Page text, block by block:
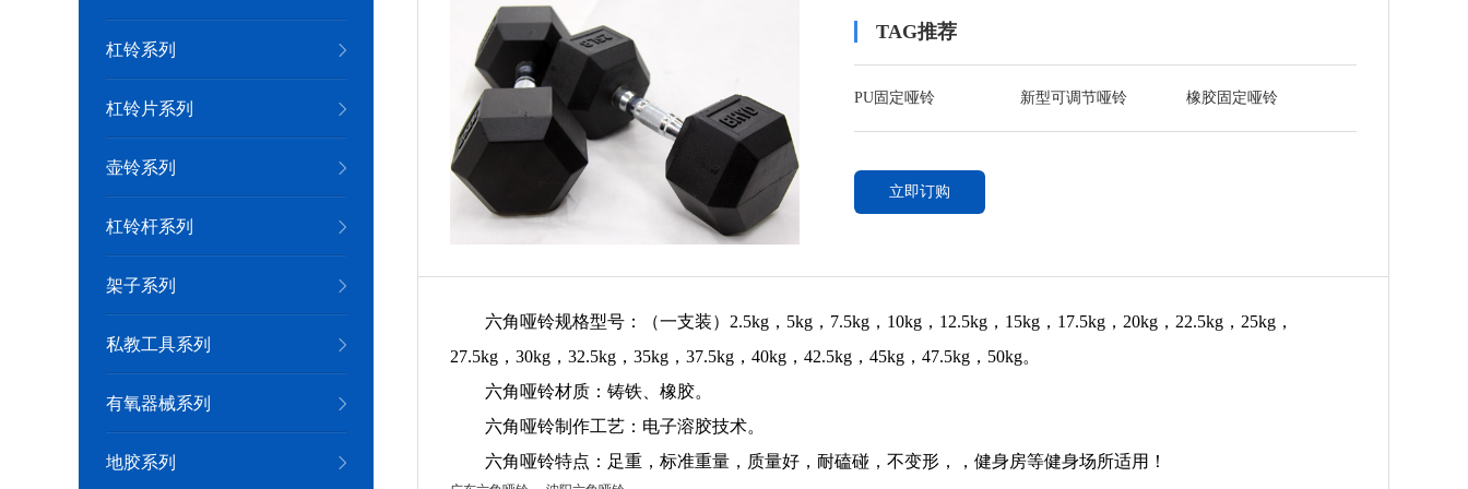
杠铃系列
杠铃片系列
壶铃系列
杠铃杆系列
架子系列
私教工具系列
有氧器械系列
地胶系列
TAG推荐
PU固定哑铃 新型可调节哑铃 橡胶固定哑铃
立即订购
六角哑铃规格型号：（一支装）2.5kg，5kg，7.5kg，10kg，12.5kg，15kg，17.5kg，20kg，22.5kg，25kg，
27.5kg，30kg，32.5kg，35kg，37.5kg，40kg，42.5kg，45kg，47.5kg，50kg。
六角哑铃材质：铸铁、橡胶。
六角哑铃制作工艺：电子溶胶技术。
六角哑铃特点：足重，标准重量，质量好，耐磕碰，不变形，，健身房等健身场所适用！